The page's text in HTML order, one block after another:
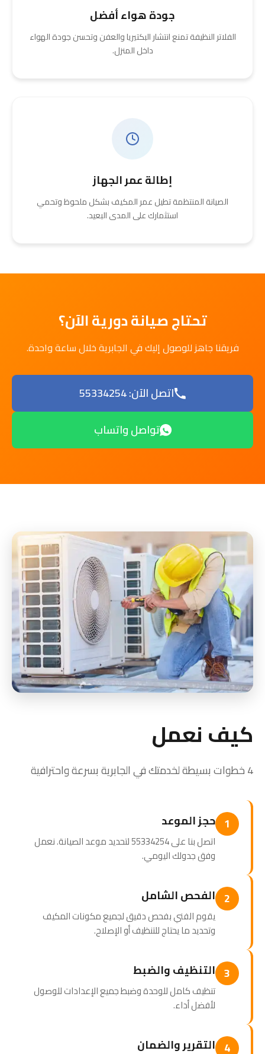
جودة هواء أفضل
الفلاتر النظيفة تمنع انتشار البكتيريا والعفن وتحسن جودة الهواء
داخل المنزل.
إطالة عمر الجهاز
الصيانة المنتظمة تطيل عمر المكيف بشكل ملحوظ وتحمي
استثمارك على المدى البعيد.
تحتاج صيانة دورية الآن؟
فريقنا جاهز للوصول إليك في الجابرية خلال ساعة واحدة.
اتصل الآن: 55334254
تواصل واتساب
كيف نعمل
4 خطوات بسيطة لخدمتك في الجابرية بسرعة واحترافية
1 حجز الموعد
اتصل بنا على 55334254 لتحديد موعد الصيانة. نعمل
وفق جدولك اليومي.
2 الفحص الشامل
يقوم الفني بفحص دقيق لجميع مكونات المكيف
وتحديد ما يحتاج للتنظيف أو الإصلاح.
3 التنظيف والضبط
تنظيف كامل للوحدة وضبط جميع الإعدادات للوصول
لأفضل أداء.
4 التقرير والضمان